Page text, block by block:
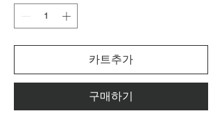
카트추가
구매하기